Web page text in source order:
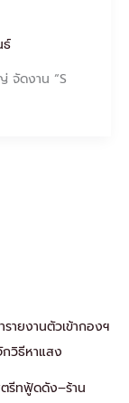
ธ์
จัดงาน “S
ายงานตัวเข้ากองฯ
วิธีหาแสง
รีทฟู้ดดัง–ร้าน